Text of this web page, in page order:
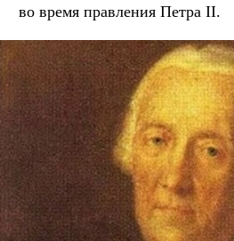
во время правления Петра II.